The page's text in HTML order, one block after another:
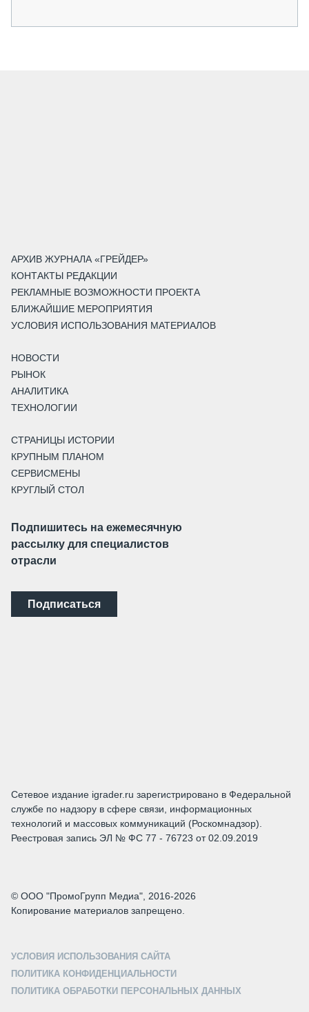
АРХИВ ЖУРНАЛА «ГРЕЙДЕР»
КОНТАКТЫ РЕДАКЦИИ
РЕКЛАМНЫЕ ВОЗМОЖНОСТИ ПРОЕКТА
БЛИЖАЙШИЕ МЕРОПРИЯТИЯ
УСЛОВИЯ ИСПОЛЬЗОВАНИЯ МАТЕРИАЛОВ
НОВОСТИ
РЫНОК
АНАЛИТИКА
ТЕХНОЛОГИИ
СТРАНИЦЫ ИСТОРИИ
КРУПНЫМ ПЛАНОМ
СЕРВИСМЕНЫ
КРУГЛЫЙ СТОЛ
Подпишитесь на ежемесячную
рассылку для специалистов
отрасли
Подписаться
Сетевое издание igrader.ru зарегистрировано в Федеральной
службе по надзору в сфере связи, информационных
технологий и массовых коммуникаций (Роскомнадзор).
Реестровая запись ЭЛ № ФС 77 - 76723 от 02.09.2019
© ООО "ПромоГрупп Медиа", 2016-2026
Копирование материалов запрещено.
УСЛОВИЯ ИСПОЛЬЗОВАНИЯ САЙТА
ПОЛИТИКА КОНФИДЕНЦИАЛЬНОСТИ
ПОЛИТИКА ОБРАБОТКИ ПЕРСОНАЛЬНЫХ ДАННЫХ